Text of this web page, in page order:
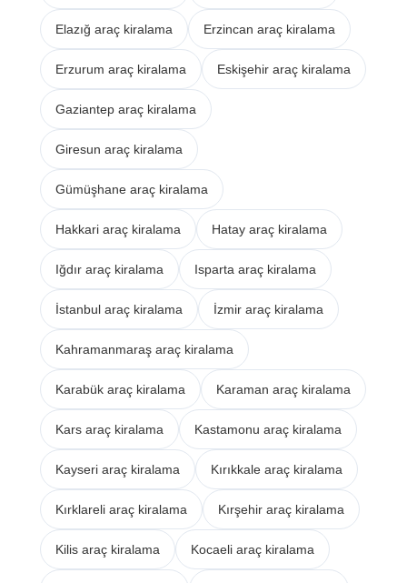
Elazığ araç kiralama Erzincan araç kiralama
Erzurum araç kiralama Eskişehir araç kiralama
Gaziantep araç kiralama
Giresun araç kiralama
Gümüşhane araç kiralama
Hakkari araç kiralama Hatay araç kiralama
Iğdır araç kiralama Isparta araç kiralama
İstanbul araç kiralama İzmir araç kiralama
Kahramanmaraş araç kiralama
Karabük araç kiralama Karaman araç kiralama
Kars araç kiralama Kastamonu araç kiralama
Kayseri araç kiralama Kırıkkale araç kiralama
Kırklareli araç kiralama Kırşehir araç kiralama
Kilis araç kiralama Kocaeli araç kiralama